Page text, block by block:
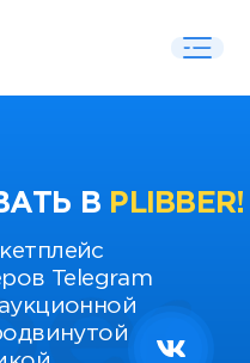
В PLIBBER!
Telegram